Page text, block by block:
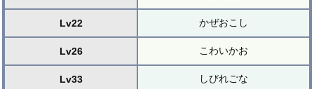
Lv22 かぜおこし
Lv26 こわいかお
Lv33 しびれごな